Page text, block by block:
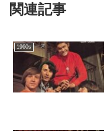
関連記事
1960s